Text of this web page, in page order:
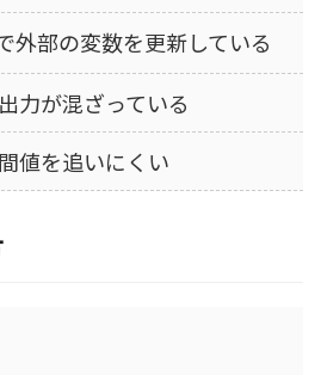
外部の変数を更新している
力が混ざっている
値を追いにくい